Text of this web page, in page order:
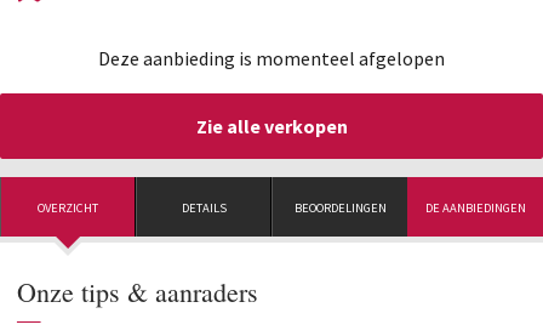
Deze aanbieding is momenteel afgelopen
Zie alle verkopen
OVERZICHT DETAILS BEOORDELINGEN DE AANBIEDINGEN
Onze tips & aanraders
—